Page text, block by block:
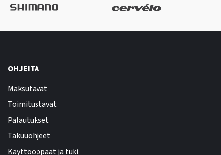
OHJEITA
Maksutavat
Toimitustavat
Palautukset
Takuuohjeet
Käyttöoppaat ja tuki